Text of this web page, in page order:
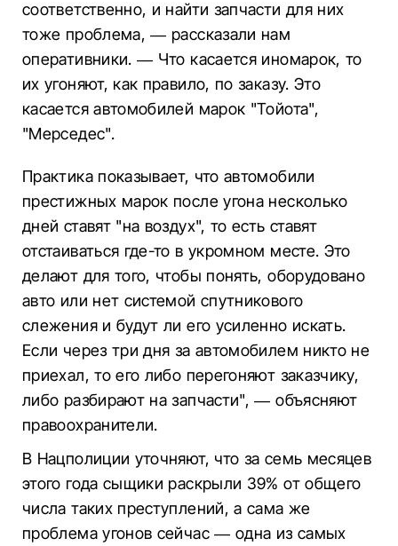
соответственно, и найти запчасти для них
тоже проблема, — рассказали нам
оперативники. — Что касается иномарок, то
их угоняют, как правило, по заказу. Это
касается автомобилей марок "Тойота",
"Мерседес".
Практика показывает, что автомобили
престижных марок после угона несколько
дней ставят "на воздух", то есть ставят
отстаиваться где-то в укромном месте. Это
делают для того, чтобы понять, оборудовано
авто или нет системой спутникового
слежения и будут ли его усиленно искать.
Если через три дня за автомобилем никто не
приехал, то его либо перегоняют заказчику,
либо разбирают на запчасти", — объясняют
правоохранители.
В Нацполиции уточняют, что за семь месяцев
этого года сыщики раскрыли 39% от общего
числа таких преступлений, а сама же
проблема угонов сейчас — одна из самых